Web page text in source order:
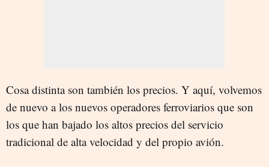
Cosa distinta son también los precios. Y aquí, volvemos
de nuevo a los nuevos operadores ferroviarios que son
los que han bajado los altos precios del servicio
tradicional de alta velocidad y del propio avión.